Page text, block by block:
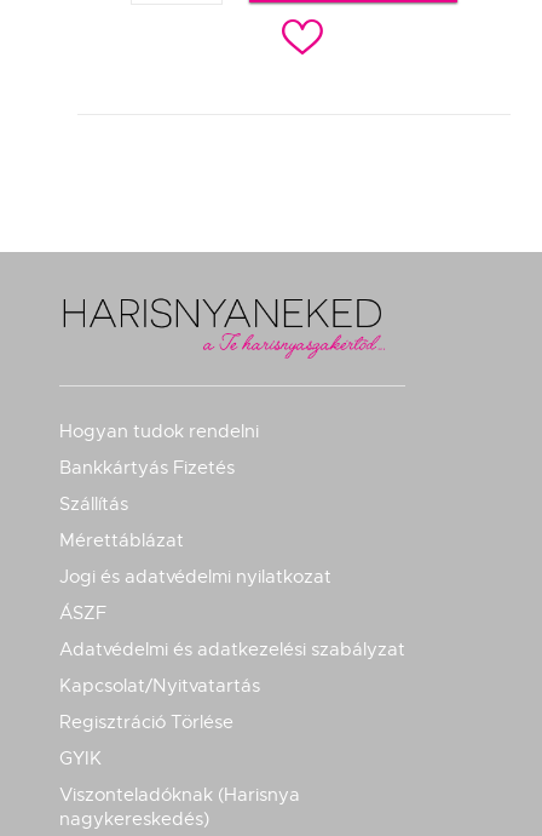
c
Hogyan tudok rendelni
Bankkártyás Fizetés
Szállítás
Mérettáblázat
Jogi és adatvédelmi nyilatkozat
ÁSZF
Adatvédelmi és adatkezelési szabályzat
Kapcsolat/Nyitvatartás
Regisztráció Törlése
GYIK
Viszonteladóknak (Harisnya
nagykereskedés)